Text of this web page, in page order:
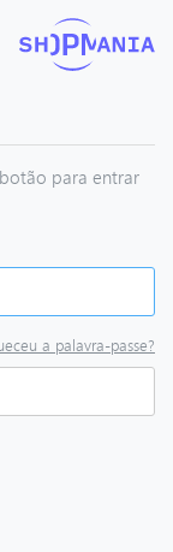
para entrar
a palavra-passe?